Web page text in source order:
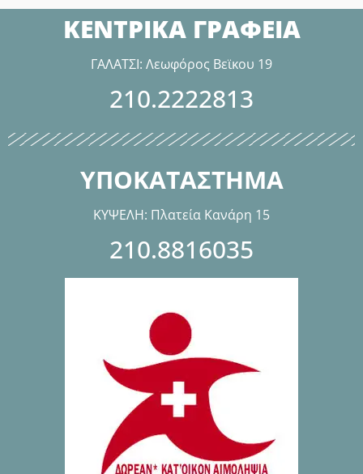
ΚΕΝΤΡΙΚΑ ΓΡΑΦΕΙΑ
ΓΑΛΑΤΣΙ: Λεωφόρος Βεϊκου 19
210.2222813
ΥΠΟΚΑΤΑΣΤΗΜΑ
ΚΥΨΕΛΗ: Πλατεία Κανάρη 15
210.8816035